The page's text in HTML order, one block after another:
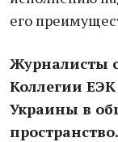
его
Журналисты
Коллегии
Украины в
пространство.